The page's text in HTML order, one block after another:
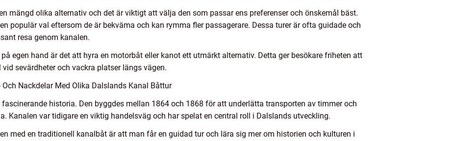
mängd olika alternativ och det är viktigt att välja den som passar ens preferenser och önskemål bäst.
populär val eftersom de är bekväma och kan rymma fler passagerare. Dessa turer är ofta guidade och
resa genom kanalen.
egen hand är det att hyra en motorbåt eller kanot ett utmärkt alternativ. Detta ger besökare friheten att
sevärdheter och vackra platser längs vägen.
Nackdelar Med Olika Dalslands Kanal Båttur
historia. Den byggdes mellan 1864 och 1868 för att underlätta transporten av timmer och
Kanalen var tidigare en viktig handelsväg och har spelat en central roll i Dalslands utveckling.
med en traditionell kanalbåt är att man får en guidad tur och lära sig mer om historien och kulturen i